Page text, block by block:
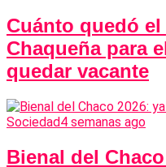
Cuánto quedó
Chaqueña para
quedar vacante
Sociedad4 semanas ago
Bienal del